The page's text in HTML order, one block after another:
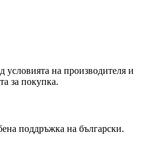
условията на производителя и
за покупка.
поддръжка на български.